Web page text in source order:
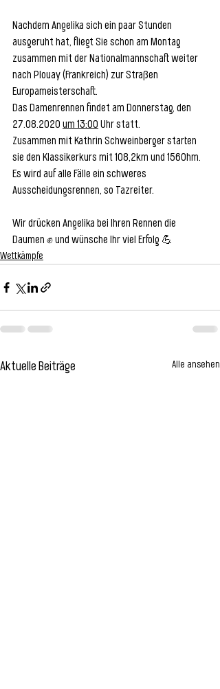
Nachdem Angelika sich ein paar Stunden
ausgeruht hat, fliegt Sie schon am Montag
zusammen mit der Nationalmannschaft weiter
nach Plouay (Frankreich) zur Straßen
Europameisterschaft.
Das Damenrennen findet am Donnerstag, den
27.08.2020 um 13:00 Uhr statt.
Zusammen mit Kathrin Schweinberger starten
sie den Klassikerkurs mit 108,2km und 1560hm.
Es wird auf alle Fälle ein schweres
Ausscheidungsrennen, so Tazreiter.
Wir drücken Angelika bei Ihren Rennen die
Daumen ✊ und wünsche Ihr viel Erfolg 💪
Wettkämpfe
Aktuelle Beiträge Alle ansehen